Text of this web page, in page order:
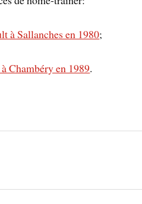
à Sallanches en 1980;
Chambéry en 1989.